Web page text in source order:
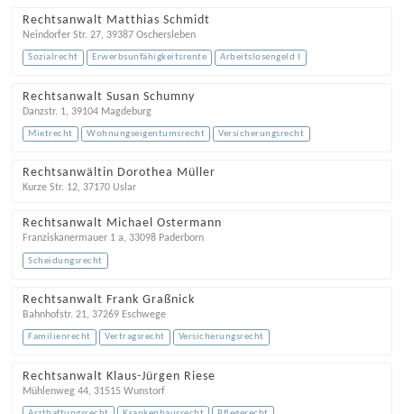
Rechtsanwalt Matthias Schmidt
Neindorfer Str. 27, 39387 Oschersleben
Sozialrecht Erwerbsunfähigkeitsrente Arbeitslosengeld I
Rechtsanwalt Susan Schumny
Danzstr. 1, 39104 Magdeburg
Mietrecht Wohnungseigentumsrecht Versicherungsrecht
Rechtsanwältin Dorothea Müller
Kurze Str. 12, 37170 Uslar
Rechtsanwalt Michael Ostermann
Franziskanermauer 1 a, 33098 Paderborn
Scheidungsrecht
Rechtsanwalt Frank Graßnick
Bahnhofstr. 21, 37269 Eschwege
Familienrecht Vertragsrecht Versicherungsrecht
Rechtsanwalt Klaus-Jürgen Riese
Mühlenweg 44, 31515 Wunstorf